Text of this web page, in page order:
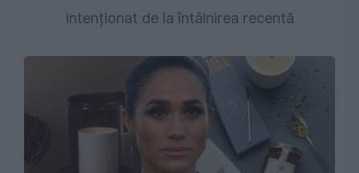
intenționat de la întâlnirea recentă